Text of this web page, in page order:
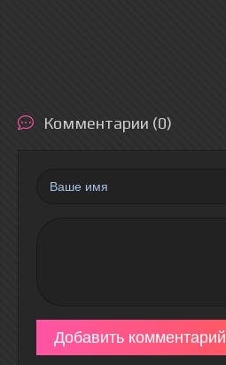
Комментарии (0)
Добавить комментарий